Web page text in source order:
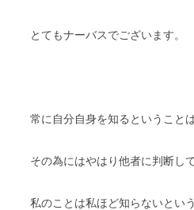
とてもナーバスでございます。
常に自分自身を知るということ
その為にはやはり他者に判断し
私のことは私ほど知らないとい